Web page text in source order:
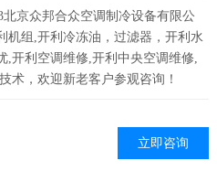
北京众邦合众空调制冷设备有限公
机组,开利冷冻油，过滤器，开利水
,开利空调维修,开利中央空调维修,
术，欢迎新老客户参观咨询！
立即咨询